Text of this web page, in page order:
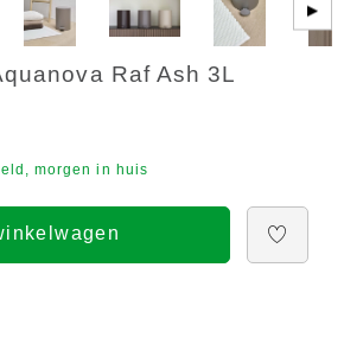
▶
Raf Ash 3L
morgen in huis